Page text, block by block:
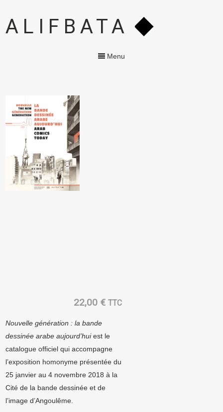
ALIFBATA
Menu
22,00 € TTC
Nouvelle génération : la bande
dessinée arabe aujourd’huiest le
catalogue officiel qui accompagne
l’exposition homonyme présentée du
25 janvier au 4 novembre 2018 à la
Cité de la bande dessinée et de
l’image d’Angoulême.